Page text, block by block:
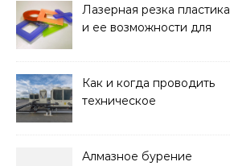
Лазерная резка пластика
и ее возможности для
Как и когда проводить
техническое
Алмазное бурение